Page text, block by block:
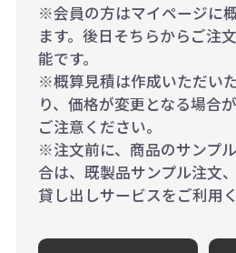
※会員の方はマイページに
ます。後日そちらからご注
能です。
※概算見積は作成いただい
り、価格が変更となる場合
ご注意ください。
※注文前に、商品のサンプ
合は、既製品サンプル注文
貸し出しサービスをご利用